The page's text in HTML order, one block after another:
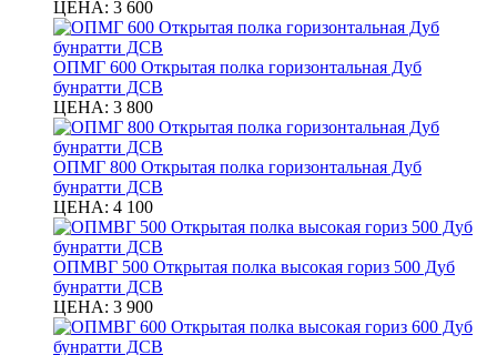
ЦЕНА: 3 600
ОПМГ 600 Открытая полка горизонтальная Дуб
бунратти ДСВ
ЦЕНА: 3 800
ОПМГ 800 Открытая полка горизонтальная Дуб
бунратти ДСВ
ЦЕНА: 4 100
ОПМВГ 500 Открытая полка высокая гориз 500 Дуб
бунратти ДСВ
ЦЕНА: 3 900